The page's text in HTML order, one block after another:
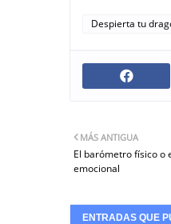
Despierta tu
MÁS ANTIGUA
El barómetro físico o
emocional
ENTRADAS QUE